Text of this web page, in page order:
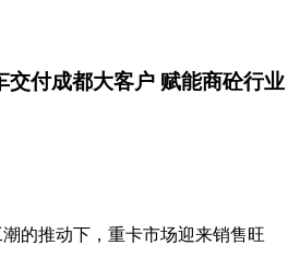
交付成都大客户 赋能商砼行业
推动下，重卡市场迎来销售旺